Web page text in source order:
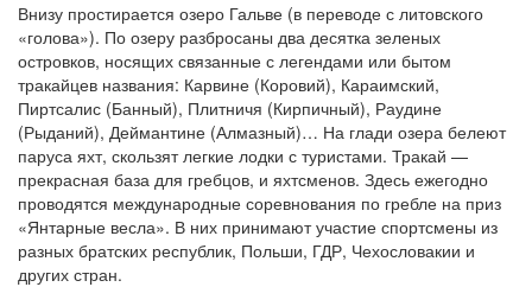
Внизу простирается озеро Гальве (в переводе с литовского
«голова»). По озеру разбросаны два десятка зеленых
островков, носящих связанные с легендами или бытом
тракайцев названия: Карвине (Коровий), Караимский,
Пиртсалис (Банный), Плитничя (Кирпичный), Раудине
(Рыданий), Деймантине (Алмазный)… На глади озера белеют
паруса яхт, скользят легкие лодки с туристами. Тракай —
прекрасная база для гребцов, и яхтсменов. Здесь ежегодно
проводятся международные соревнования по гребле на приз
«Янтарные весла». В них принимают участие спортсмены из
разных братских республик, Польши, ГДР, Чехословакии и
других стран.